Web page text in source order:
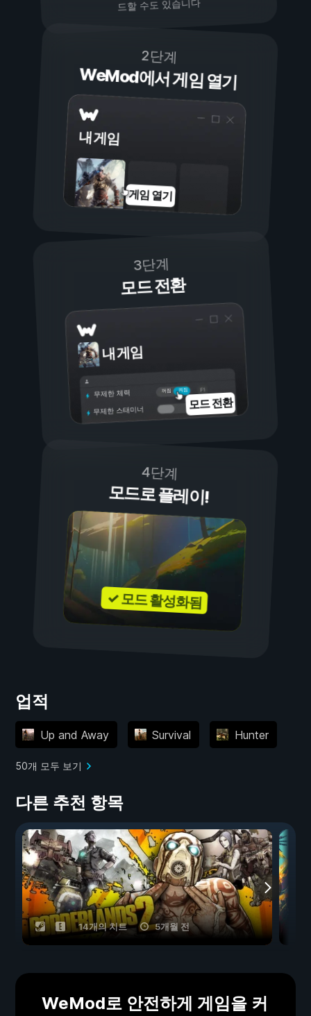
드할 수도 있습니다
2단계
WeMod에서 게임 열기
내 게임
게임 열기
3단계
모드 전환
내 게임
켜짐
꺼짐
무제한 체력
무제한 스태미너 모드 전환
4단계
모드로 플레이!
✓ 모드 활성화됨
업적
Up and Away Survival Hunter
50개 모두 보기
다른 추천 항목
14개의 치트 5개월 전
WeMod로 안전하게 게임을 커